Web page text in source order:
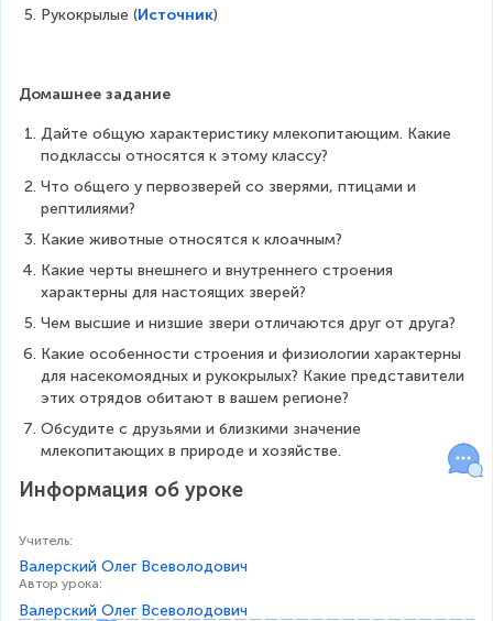
Рукокрылые (Источник)
Домашнее задание
Дайте общую характеристику млекопитающим. Какие
подклассы относятся к этому классу?
Что общего у первозверей со зверями, птицами и
рептилиями?
Какие животные относятся к клоачным?
Какие черты внешнего и внутреннего строения
характерны для настоящих зверей?
Чем высшие и низшие звери отличаются друг от друга?
Какие особенности строения и физиологии характерны
для насекомоядных и рукокрылых? Какие представители
этих отрядов обитают в вашем регионе?
Обсудите с друзьями и близкими значение
млекопитающих в природе и хозяйстве.
Информация об уроке
Учитель:
Валерский Олег Всеволодович
Автор урока:
Валерский Олег Всеволодович